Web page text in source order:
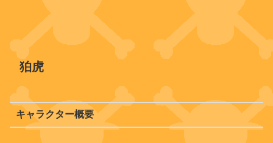
狛虎
キャラクター概要